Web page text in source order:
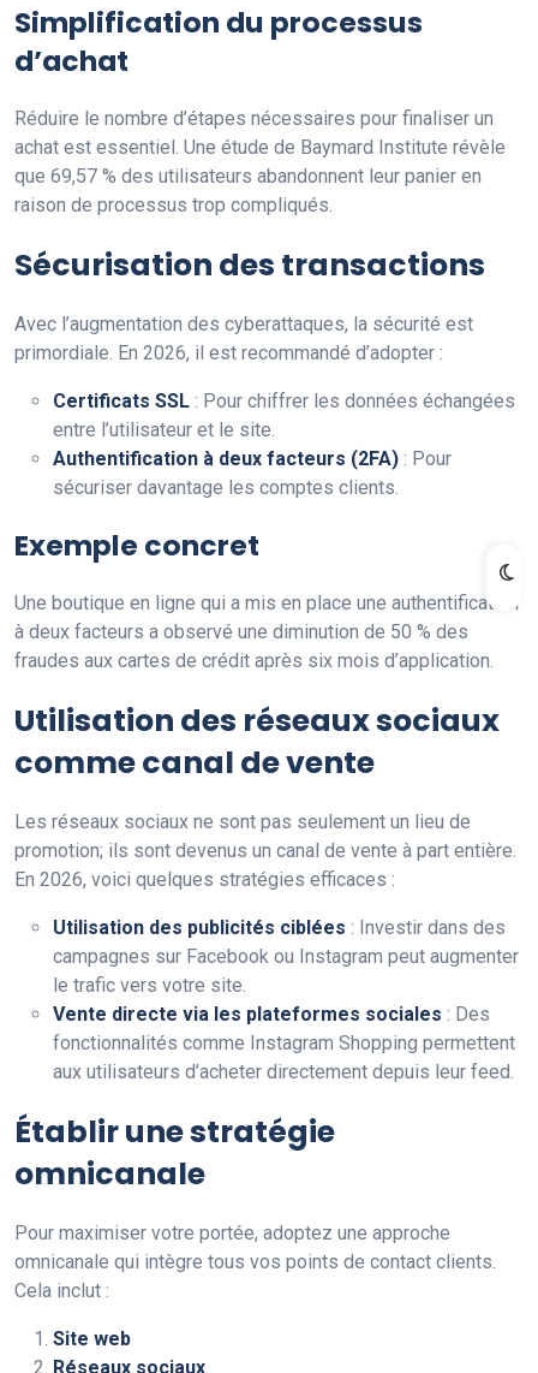
Simplification du processus
d’achat
Réduire le nombre d’étapes nécessaires pour finaliser un
achat est essentiel. Une étude de Baymard Institute révèle
que 69,57 % des utilisateurs abandonnent leur panier en
raison de processus trop compliqués.
Sécurisation des transactions
Avec l’augmentation des cyberattaques, la sécurité est
primordiale. En 2026, il est recommandé d’adopter :
Certificats SSL : Pour chiffrer les données échangées
entre l’utilisateur et le site.
Authentification à deux facteurs (2FA) : Pour
sécuriser davantage les comptes clients.
Exemple concret
Une boutique en ligne qui a mis en place une authentification
à deux facteurs a observé une diminution de 50 % des
fraudes aux cartes de crédit après six mois d’application.
Utilisation des réseaux sociaux
comme canal de vente
Les réseaux sociaux ne sont pas seulement un lieu de
promotion; ils sont devenus un canal de vente à part entière.
En 2026, voici quelques stratégies efficaces :
Utilisation des publicités ciblées : Investir dans des
campagnes sur Facebook ou Instagram peut augmenter
le trafic vers votre site.
Vente directe via les plateformes sociales : Des
fonctionnalités comme Instagram Shopping permettent
aux utilisateurs d’acheter directement depuis leur feed.
Établir une stratégie
omnicanale
Pour maximiser votre portée, adoptez une approche
omnicanale qui intègre tous vos points de contact clients.
Cela inclut :
Site web
Réseaux sociaux